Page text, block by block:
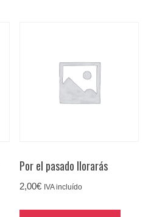
Por el pasado llorarás
2,00€ IVA incluído